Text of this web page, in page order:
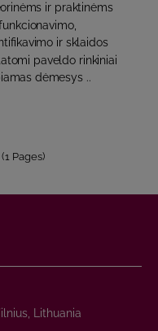
ir praktinėms
ir sklaidos
paveldo rinkiniai
dėmesys ..
Pages)
Lithuania